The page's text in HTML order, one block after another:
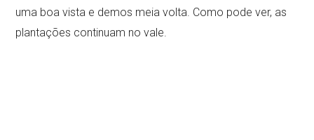
uma boa vista e demos meia volta. Como pode ver, as
plantações continuam no vale.